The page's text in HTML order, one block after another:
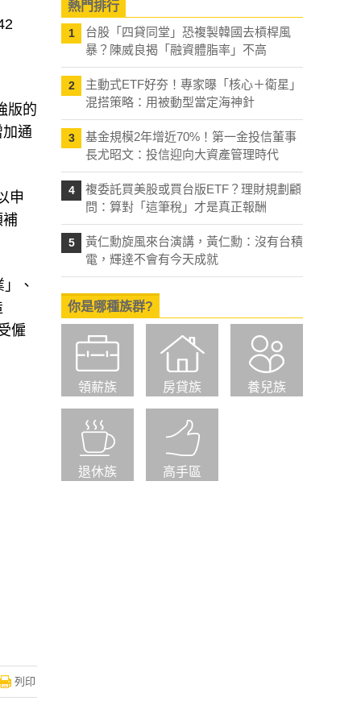
版的
加通
申
補
、
僱
列印
熱門排行
1
台股「四貸同堂」恐複製韓國去槓桿風
暴？陳威良揭「融資體脂率」不高
2
主動式ETF好夯！專家曝「核心＋衛星」
混搭策略：用被動型當定海神針
3
基金規模2年增近70%！第一金投信董事
長尤昭文：投信迎向大資產管理時代
4
複委託買美股或買台版ETF？理財規劃顧
問：算對「這筆稅」才是真正報酬
5
黃仁勳旋風來台演講，黃仁勳：沒有台積
電，輝達不會有今天成就
你是哪種族群?
領薪族 房貸族 養兒族
退休族 高手區